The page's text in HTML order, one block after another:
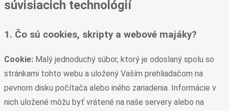
súvisiacich technológií
1. Čo sú cookies, skripty a webové majáky?
Cookie: Malý jednoduchý súbor, ktorý je odoslaný spolu so
stránkami tohto webu a uložený Vaším prehliadačom na
pevnom disku počítača alebo iného zariadenia. Informácie v
nich uložené môžu byť vrátené na naše servery alebo na